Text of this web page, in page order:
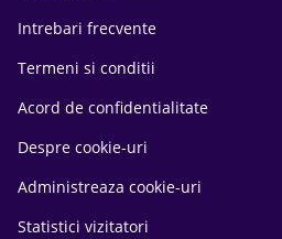
Intrebari frecvente
Termeni si conditii
Acord de confidentialitate
Despre cookie-uri
Administreaza cookie-uri
Statistici vizitatori